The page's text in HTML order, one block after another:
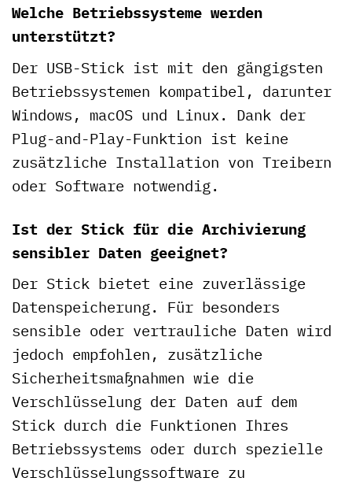
Welche Betriebssysteme werden
unterstützt?
Der USB-Stick ist mit den gängigsten
Betriebssystemen kompatibel, darunter
Windows, macOS und Linux. Dank der
Plug-and-Play-Funktion ist keine
zusätzliche Installation von Treibern
oder Software notwendig.
Ist der Stick für die Archivierung
sensibler Daten geeignet?
Der Stick bietet eine zuverlässige
Datenspeicherung. Für besonders
sensible oder vertrauliche Daten wird
jedoch empfohlen, zusätzliche
Sicherheitsmaßnahmen wie die
Verschlüsselung der Daten auf dem
Stick durch die Funktionen Ihres
Betriebssystems oder durch spezielle
Verschlüsselungssoftware zu